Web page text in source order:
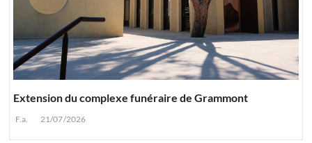
Extension du complexe funéraire de Grammont
F.a. 21/07/2026